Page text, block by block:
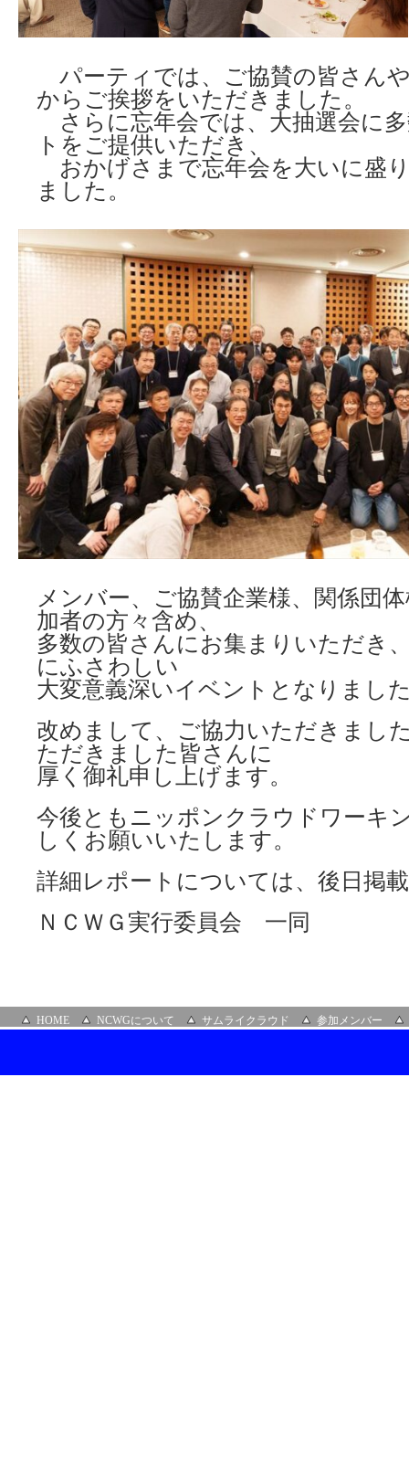
パーティでは、ご協賛の皆さん
からご挨拶をいただきました。
さらに忘年会では、大抽選会に
トをご提供いただき、
おかげさまで忘年会を大いに盛
ました。
メンバー、ご協賛企業様、関係団
加者の方々含め、
多数の皆さんにお集まりいただき
にふさわしい
大変意義深いイベントとなりまし
改めまして、ご協力いただきまし
ただきました皆さんに
厚く御礼申し上げます。
今後ともニッポンクラウドワーキ
しくお願いいたします。
詳細レポートについては、後日掲
ＮＣＷＧ実行委員会 一同
HOME NCWGについて サムライクラウド 参加メンバー